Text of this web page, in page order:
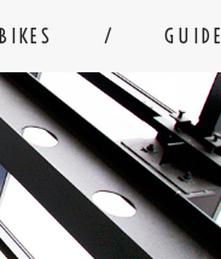
BIKES GUIDE